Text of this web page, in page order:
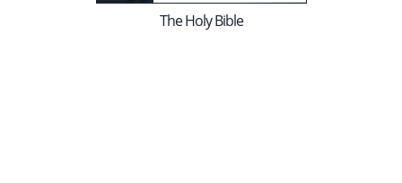
The Holy Bible